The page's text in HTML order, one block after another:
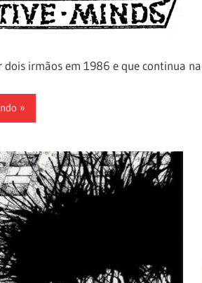
irmãos em 1986 e que continua